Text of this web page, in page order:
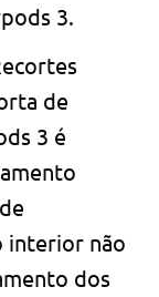
3.
de
3 é
interior não
dos